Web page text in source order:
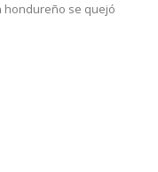
hondureño se quejó